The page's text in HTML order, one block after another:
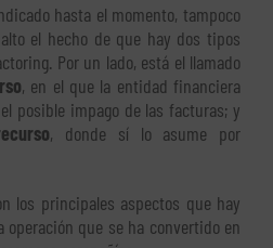
hasta el momento, tampoco
el hecho de que hay dos tipos
Por un lado, está el llamado
, en el que la entidad financiera
posible impago de las facturas; y
, donde sí lo asume por
los principales aspectos que hay
operación que se ha convertido en